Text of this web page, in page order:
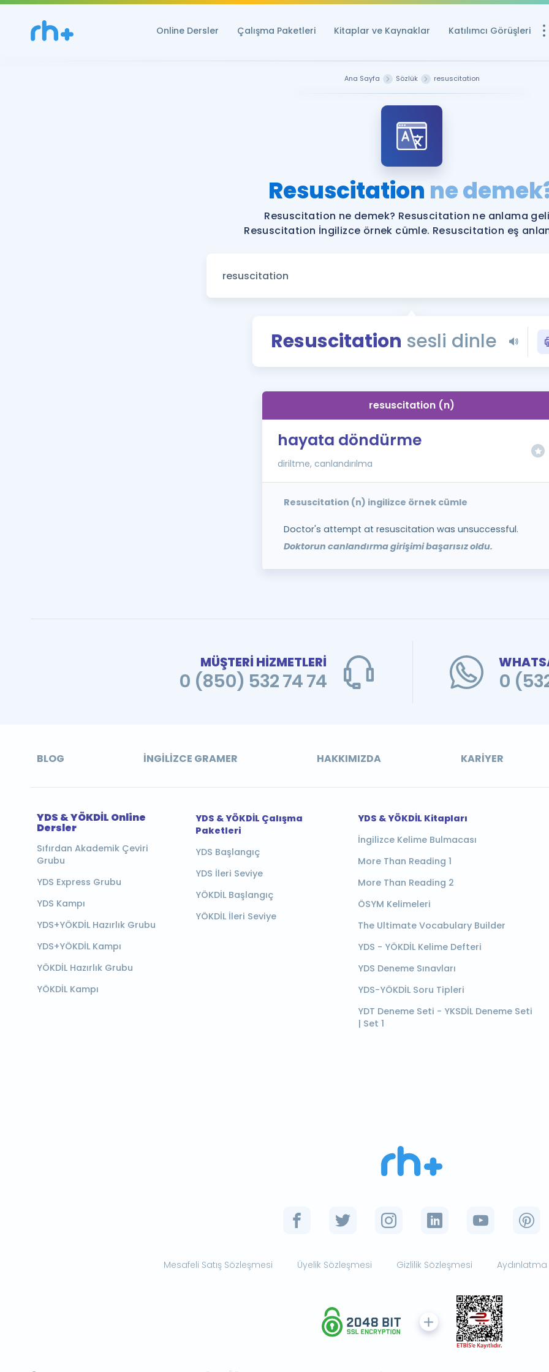
Online Dersler Çalışma Paketleri Kitaplar ve Kaynaklar Katılımcı Görüşleri
Ücretsiz
YDS ve YÖKDİL
YDS ve YÖKDİL'e
Tüm ÖSYM
Blog
YDS - YÖKDİL
İngilizce
Ana Sayfa Sözlük resuscitation
Resuscitation ne
Resuscitation ne demek? Resuscitation ne anlama
Resuscitation İngilizce örnek cümle. Resuscitation eş
Resuscitation sesli dinle
resuscitation (n)
hayata döndürme
diriltme, canlandırılma
Resuscitation (n) ingilizce örnek cümle
Doctor's attempt at resuscitation was unsuccessful.
Doktorun canlandırma girişimi başarısız oldu.
MÜŞTERİ HİZMETLERİ
0 (850) 532 74 74 0
BLOG İNGILIZCE GRAMER HAKKIMIZDA KARIYER
YDS & YÖKDİL Online
Dersler
Sıfırdan Akademik Çeviri
Grubu
YDS Express Grubu
YDS Kampı
YDS+YÖKDİL Hazırlık Grubu
YDS+YÖKDİL Kampı
YÖKDİL Hazırlık Grubu
YÖKDİL Kampı
YDS & YÖKDİL Çalışma
Paketleri
YDS Başlangıç
YDS İleri Seviye
YÖKDİL Başlangıç
YÖKDİL İleri Seviye
YDS & YÖKDİL Kitapları
İngilizce Kelime Bulmacası
More Than Reading 1
More Than Reading 2
ÖSYM Kelimeleri
The Ultimate Vocabulary Builder
YDS - YÖKDİL Kelime Defteri
YDS Deneme Sınavları
YDS-YÖKDİL Soru Tipleri
YDT Deneme Seti - YKSDİL Deneme Seti
| Set 1
Mesafeli Satış Sözleşmesi Üyelik Sözleşmesi Gizlilik Sözleşmesi